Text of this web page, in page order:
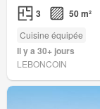
3 50 m²
Cuisine équipée
Il y a 30+ jours
LEBONCOIN